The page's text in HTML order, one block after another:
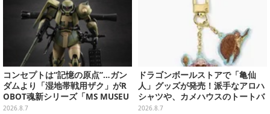
コンセプトは“記憶の原点”…ガン
ダムより「湿地帯戦用ザク」がR
OBOT魂新シリーズ「MS MUSEU
M」で商品化！博物館イメージの
2026.8.7
ドラゴンボールストアで「亀仙
人」グッズが発売！派手なアロハ
シャツや、カメハウスのトートバ
ッグなど夏らしいアイテムがズラ
2026.8.7